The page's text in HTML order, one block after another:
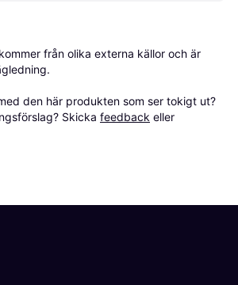
från olika externa källor och är
den här produkten som ser tokigt ut?
Skicka feedback eller